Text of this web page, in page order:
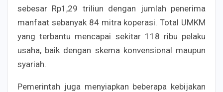
sebesar Rp1,29 triliun dengan jumlah penerima
manfaat sebanyak 84 mitra koperasi. Total UMKM
yang terbantu mencapai sekitar 118 ribu pelaku
usaha, baik dengan skema konvensional maupun
syariah.
Pemerintah juga menyiapkan beberapa kebijakan